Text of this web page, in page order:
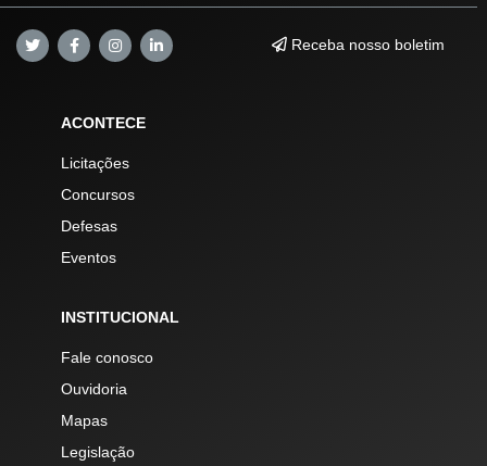
Receba nosso boletim
ACONTECE
Licitações
Concursos
Defesas
Eventos
INSTITUCIONAL
Fale conosco
Ouvidoria
Mapas
Legislação